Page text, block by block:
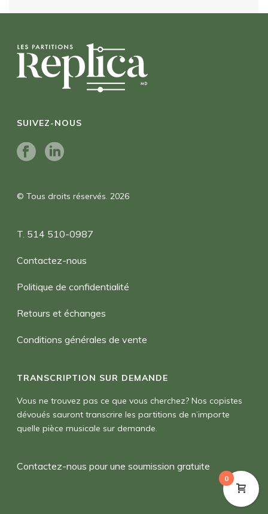
SUIVEZ-NOUS
© Tous droits réservés. 2026
T. 514 510-0987
Contactez-nous
Politique de confidentialité
Retours et échanges
Conditions générales de vente
TRANSCRIPTION SUR DEMANDE
Vous ne trouvez pas ce que vous cherchez? Nos copistes
dévoués sauront transcrire les partitions de n’importe
quelle pièce musicale sur demande.
Contactez-nous pour une soumission gratuite
0